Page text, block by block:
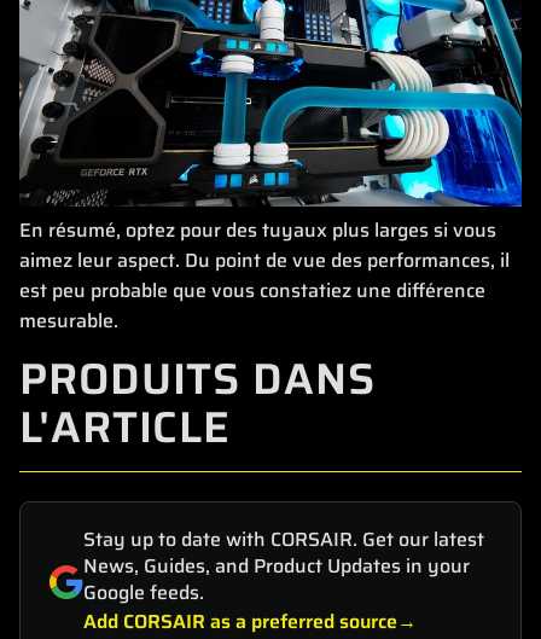
En résumé, optez pour des tuyaux plus larges si vous
aimez leur aspect. Du point de vue des performances, il
est peu probable que vous constatiez une différence
mesurable.
PRODUITS DANS
L'ARTICLE
Stay up to date with CORSAIR. Get our latest
News, Guides, and Product Updates in your
Google feeds.
Add CORSAIR as a preferred source